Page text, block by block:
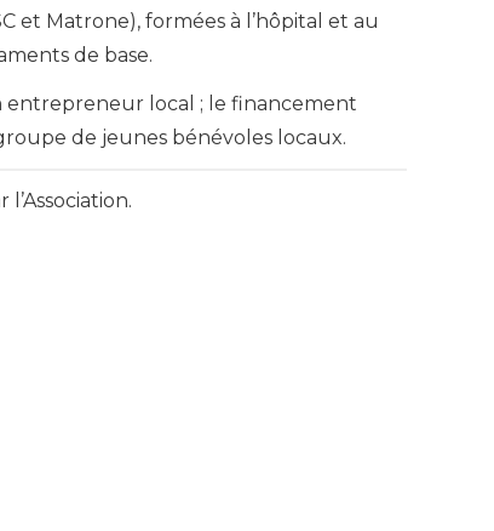
et Matrone), formées à l’hôpital et au
de base.
entrepreneur local ; le financement
de jeunes bénévoles locaux.